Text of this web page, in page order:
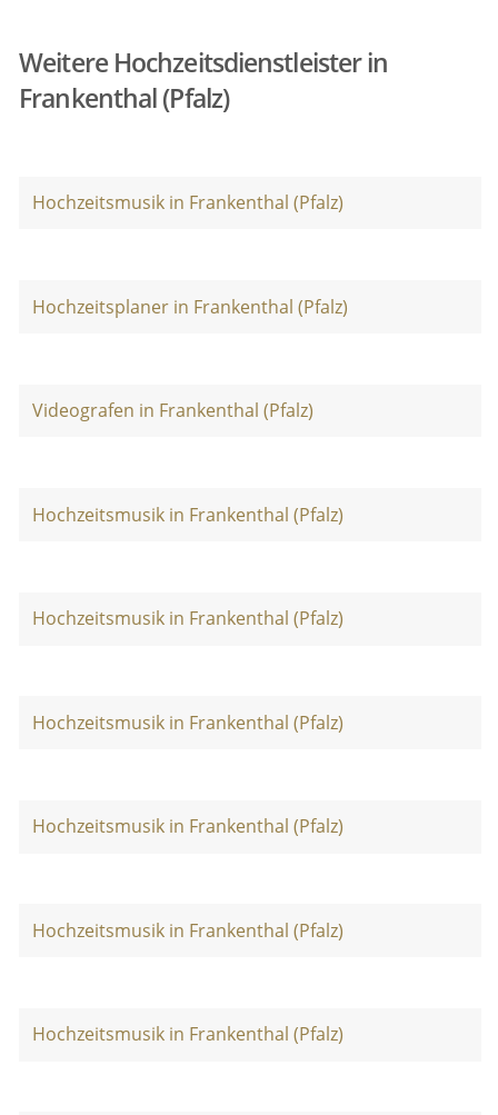
Weitere Hochzeitsdienstleister in
Frankenthal (Pfalz)
Hochzeitsmusik in Frankenthal (Pfalz)
Hochzeitsplaner in Frankenthal (Pfalz)
Videografen in Frankenthal (Pfalz)
Hochzeitsmusik in Frankenthal (Pfalz)
Hochzeitsmusik in Frankenthal (Pfalz)
Hochzeitsmusik in Frankenthal (Pfalz)
Hochzeitsmusik in Frankenthal (Pfalz)
Hochzeitsmusik in Frankenthal (Pfalz)
Hochzeitsmusik in Frankenthal (Pfalz)